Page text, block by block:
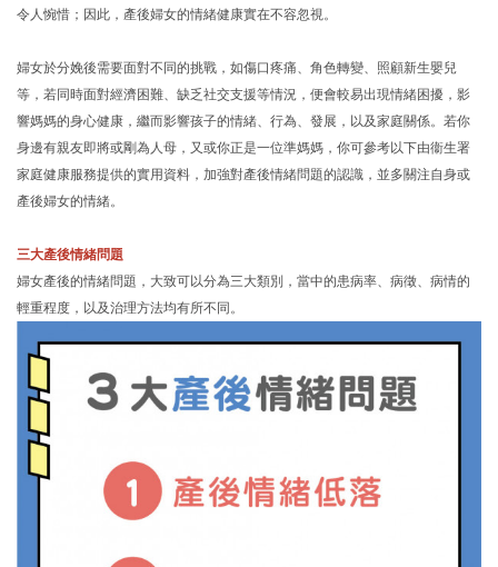
令人惋惜；因此，產後婦女的情緒健康實在不容忽視。
婦女於分娩後需要面對不同的挑戰，如傷口疼痛、角色轉變、照顧新生嬰兒
等，若同時面對經濟困難、缺乏社交支援等情況，便會較易出現情緒困擾，影
響媽媽的身心健康，繼而影響孩子的情緒、行為、發展，以及家庭關係。若你
身邊有親友即將或剛為人母，又或你正是一位準媽媽，你可參考以下由衞生署
家庭健康服務提供的實用資料，加強對產後情緒問題的認識，並多關注自身或
產後婦女的情緒。
三大產後情緒問題
婦女產後的情緒問題，大致可以分為三大類別，當中的患病率、病徵、病情的
輕重程度，以及治理方法均有所不同。